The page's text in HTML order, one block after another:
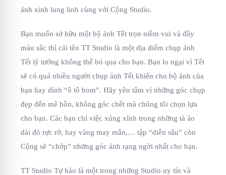
ảnh xinh lung linh cùng với Cộng Studio.
Bạn muốn sở hữu một bộ ảnh Tết trọn niềm vui và đầy
màu sắc thì cái tên TT Studio là một địa điểm chụp ảnh
Tết lý tưởng không thể bỏ qua cho bạn. Bạn lo ngại vì Tết
sẽ có quá nhiều người chụp ảnh Tết khiến cho bộ ảnh của
bạn hay dính “ô tô bom”. Hãy yên tâm vì những góc chụp
đẹp đến mê hồn, không góc chết mà chúng tôi chọn lựa
cho bạn. Các bạn chỉ việc xúng xính trong những tà áo
dài đỏ rực rỡ, hay vàng may mắn,… tập “diễn sâu” còn
Cộng sẽ “chớp” những góc ảnh rạng ngời nhất cho bạn.
TT Studio Tự hào là một trong những Studio uy tín và